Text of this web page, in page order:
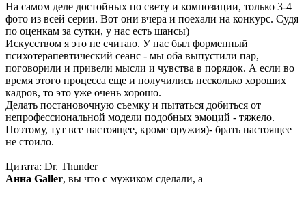
На самом деле достойных по свету и композиции, только 3-4
фото из всей серии. Вот они вчера и поехали на конкурс. Судя
по оценкам за сутки, у нас есть шансы)
Искусством я это не считаю. У нас был форменный
психотерапевтический сеанс - мы оба выпустили пар,
поговорили и привели мысли и чувства в порядок. А если во
время этого процесса еще и получились несколько хороших
кадров, то это уже очень хорошо.
Делать постановочную съемку и пытаться добиться от
непрофессиональной модели подобных эмоций - тяжело.
Поэтому, тут все настоящее, кроме оружия)- брать настоящее
не стоило.
Цитата: Dr. Thunder
Анна Galler, вы что с мужиком сделали, а